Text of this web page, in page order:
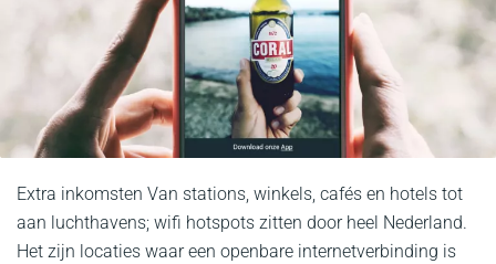
Extra inkomsten Van stations, winkels, cafés en hotels tot
aan luchthavens; wifi hotspots zitten door heel Nederland.
Het zijn locaties waar een openbare internetverbinding is